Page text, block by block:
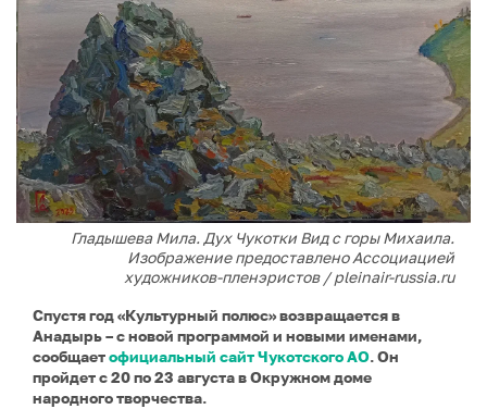
Гладышева Мила. Дух Чукотки Вид с горы Михаила.
Изображение предоставлено Ассоциацией
художников-пленэристов / pleinair-russia.ru
Спустя год «Культурный полюс» возвращается в
Анадырь – с новой программой и новыми именами,
сообщаетофициальный сайт Чукотского АО. Он
пройдет с 20 по 23 августа в Окружном доме
народного творчества.